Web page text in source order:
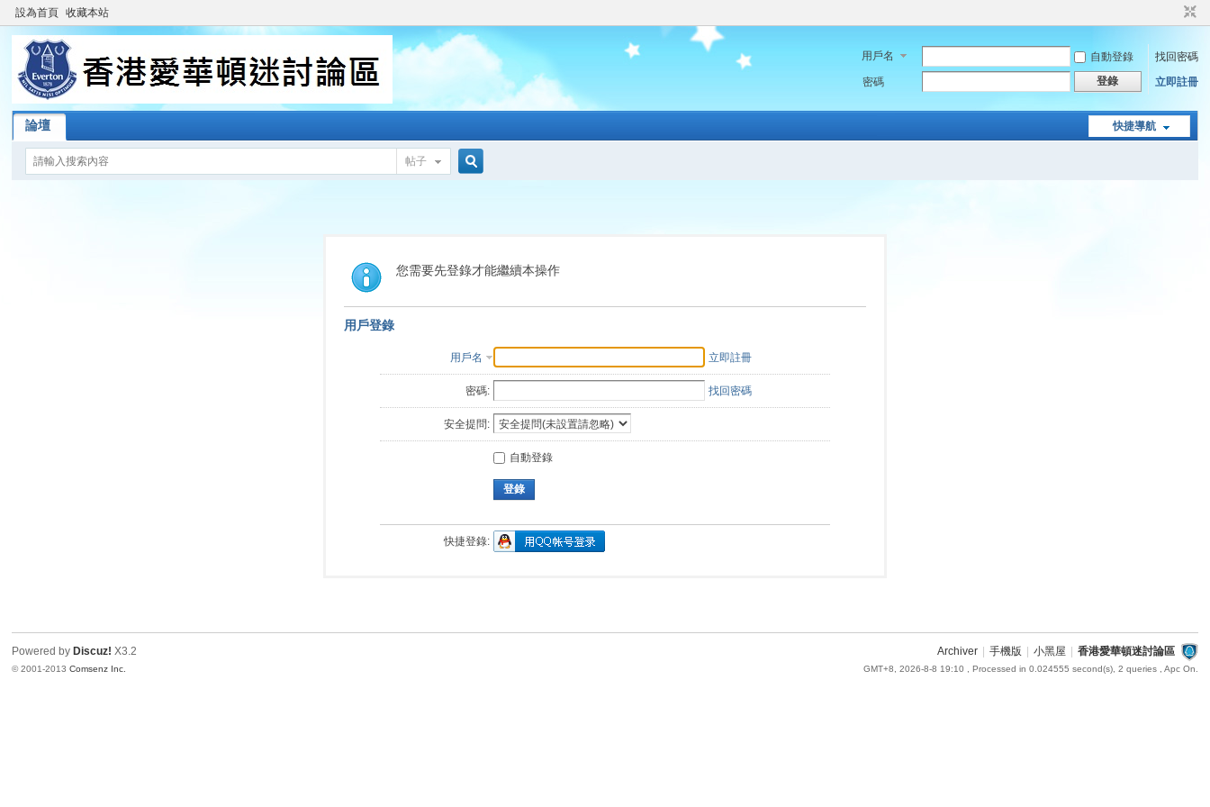
設為首頁 收藏本站
用戶名 自動登錄
找回密碼
密碼
登錄 立即註冊
快捷導航
論壇
帖子
索
您需要先登錄才能繼續本操作
用戶登錄
用戶名 立即註冊
密碼: 找回密碼
安全提問:
自動登錄
登錄
快捷登錄:
Archiver 手機版 小黑屋 香港愛華頓迷討論區
GMT+8, 2026-8-8 19:10 , Processed in 0.024555 second(s), 2 queries , Apc On.
Powered by Discuz! X3.2
© 2001-2013Comsenz Inc.